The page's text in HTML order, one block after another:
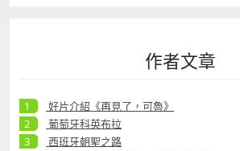
作者文章
好片介紹《再見了，可魯》
葡萄牙科英布拉
西班牙朝聖之路